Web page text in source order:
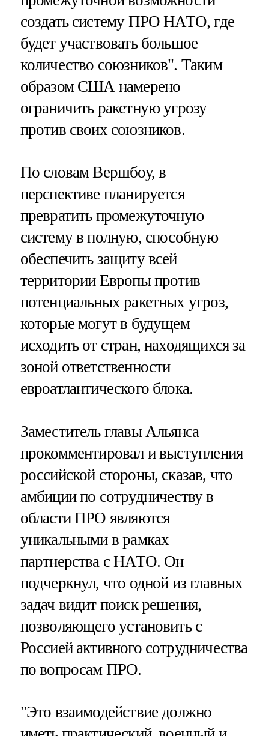
создать систему ПРО НАТО, где
будет участвовать большое
количество союзников". Таким
образом США намерено
ограничить ракетную угрозу
против своих союзников.
По словам Вершбоу, в
перспективе планируется
превратить промежуточную
систему в полную, способную
обеспечить защиту всей
территории Европы против
потенциальных ракетных угроз,
которые могут в будущем
исходить от стран, находящихся за
зоной ответственности
евроатлантического блока.
Заместитель главы Альянса
прокомментировал и выступления
российской стороны, сказав, что
амбиции по сотрудничеству в
области ПРО являются
уникальными в рамках
партнерства с НАТО. Он
подчеркнул, что одной из главных
задач видит поиск решения,
позволяющего установить с
Россией активного сотрудничества
по вопросам ПРО.
"Это взаимодействие должно